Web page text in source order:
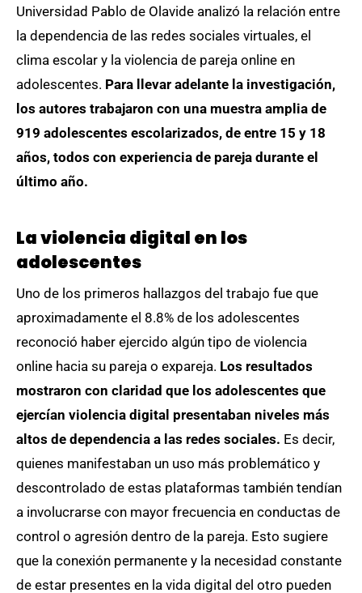
Universidad Pablo de Olavide analizó la relación entre
la dependencia de las redes sociales virtuales, el
clima escolar y la violencia de pareja online en
adolescentes. Para llevar adelante la investigación,
los autores trabajaron con una muestra amplia de
919 adolescentes escolarizados, de entre 15 y 18
años, todos con experiencia de pareja durante el
último año.
La violencia digital en los
adolescentes
Uno de los primeros hallazgos del trabajo fue que
aproximadamente el 8.8% de los adolescentes
reconoció haber ejercido algún tipo de violencia
online hacia su pareja o expareja. Los resultados
mostraron con claridad que los adolescentes que
ejercían violencia digital presentaban niveles más
altos de dependencia a las redes sociales. Es decir,
quienes manifestaban un uso más problemático y
descontrolado de estas plataformas también tendían
a involucrarse con mayor frecuencia en conductas de
control o agresión dentro de la pareja. Esto sugiere
que la conexión permanente y la necesidad constante
de estar presentes en la vida digital del otro pueden